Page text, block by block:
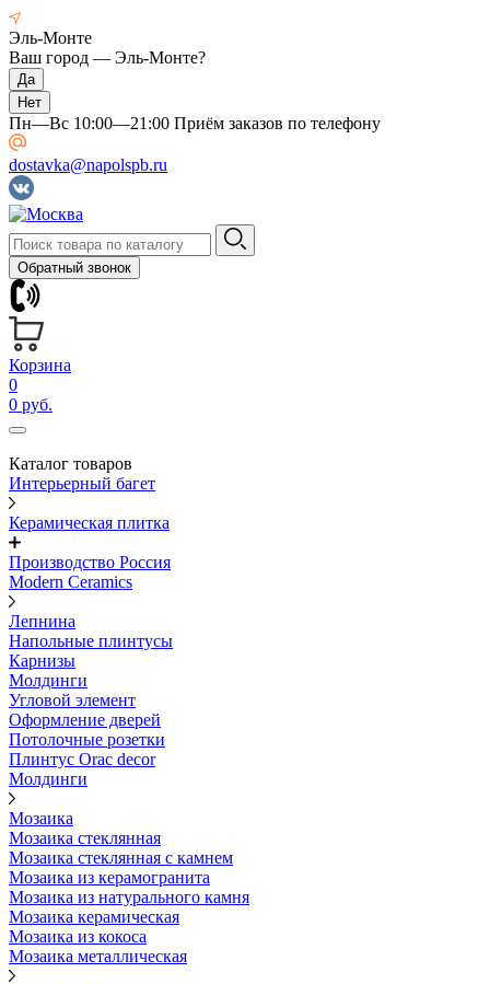
Эль-Монте
Ваш город — Эль-Монте?
Пн—Вс 10:00—21:00 Приём заказов по телефону
dostavka@napolspb.ru
Обратный звонок
Корзина
0
0 руб.
Каталог товаров
Интерьерный багет
Керамическая плитка
Производство Россия
Modern Ceramics
Лепнина
Напольные плинтусы
Карнизы
Молдинги
Угловой элемент
Оформление дверей
Потолочные розетки
Плинтус Orac decor
Молдинги
Мозаика
Мозаика стеклянная
Мозаика стеклянная с камнем
Мозаика из керамогранита
Мозаика из натурального камня
Мозаика керамическая
Мозаика из кокоса
Мозаика металлическая